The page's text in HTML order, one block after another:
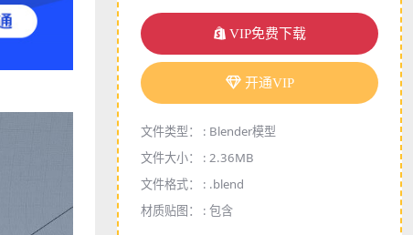
VIP免费下载
开通VIP
文件类型： : Blender模型
文件大小： : 2.36MB
文件格式： : .blend
材质贴图： : 包含